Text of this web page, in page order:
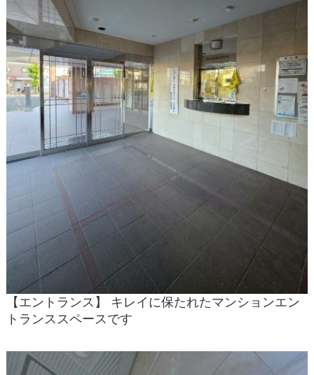
【エントランス】 キレイに保たれたマンションエン
トランススペースです